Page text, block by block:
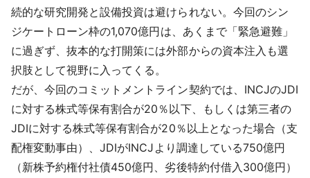
続的な研究開発と設備投資は避けられない。今回のシン
ジケートローン枠の1,070億円は、あくまで「緊急避難」
に過ぎず、抜本的な打開策には外部からの資本注入も選
択肢として視野に入ってくる。
だが、今回のコミットメントライン契約では、INCJのJDI
に対する株式等保有割合が20％以下、もしくは第三者の
JDIに対する株式等保有割合が20％以上となった場合（支
配権変動事由）、JDIがINCJより調達している750億円
（新株予約権付社債450億円、劣後特約付借入300億円）